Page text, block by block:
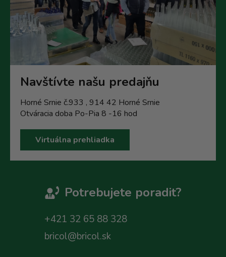
Navštívte našu predajňu
Horné Srnie č.933 , 914 42 Horné Srnie
Otváracia doba Po-Pia 8 -16 hod
Virtuálna prehliadka
Potrebujete poradit?
+421 32 65 88 328
bricol@bricol.sk